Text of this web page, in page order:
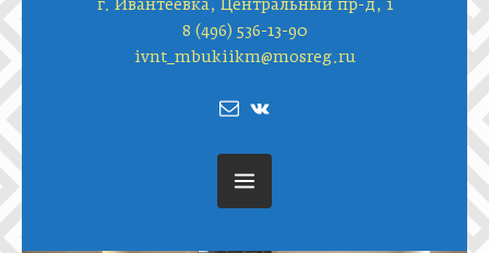
г. Ивантеевка, Центральный пр-д, 1
8 (496) 536-13-90
ivnt_mbukiikm@mosreg.ru